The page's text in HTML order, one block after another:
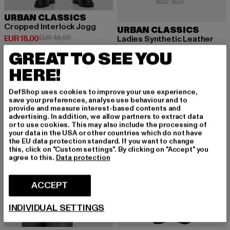
URBAN CLASSICS
Cropped Interlock Jogg
EUR 18,00
Huidige prijs: EUR 18,00
EUR 44,99Actieprijs: EUR 44,99
URBAN CLASSICS
Ladies Synthetic Leather
EUR 24,00
Huidige prijs: EUR 24,00
EUR 59,99
-60% -60%
GREAT TO SEE YOU
HERE!
DefShop uses cookies to improve your use experience,
save your preferences, analyse use behaviour and to
provide and measure interest-based contents and
advertising. In addition, we allow partners to extract data
or to use cookies. This may also include the processing of
your data in the USA or other countries which do not have
the EU data protection standard. If you want to change
this, click on "Custom settings". By clicking on "Accept" you
agree to this. Data protection
ACCEPT
INDIVIDUAL SETTINGS